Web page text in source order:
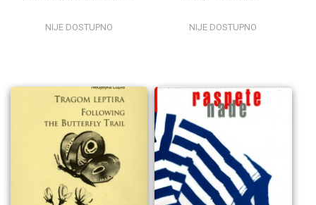
NIJE DOSTUPNO NIJE DOSTUPNO